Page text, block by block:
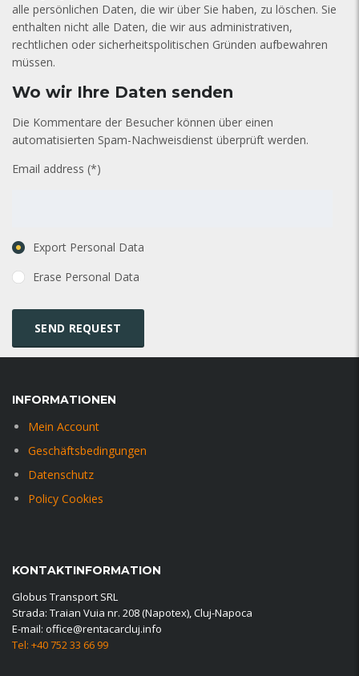
alle persönlichen Daten, die wir über Sie haben, zu löschen. Sie
enthalten nicht alle Daten, die wir aus administrativen,
rechtlichen oder sicherheitspolitischen Gründen aufbewahren
müssen.
Wo wir Ihre Daten senden
Die Kommentare der Besucher können über einen
automatisierten Spam-Nachweisdienst überprüft werden.
Email address (*)
Export Personal Data
Erase Personal Data
INFORMATIONEN
Mein Account
Geschäftsbedingungen
Datenschutz
Policy Cookies
KONTAKTINFORMATION
Globus Transport SRL
Strada: Traian Vuia nr. 208 (Napotex), Cluj-Napoca
E-mail: office@rentacarcluj.info
Tel: +40 752 33 66 99